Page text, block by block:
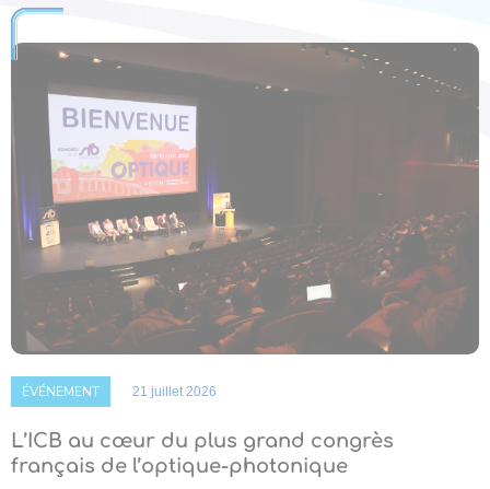
ÉVÉNEMENT 21 juillet 2026
L’ICB au cœur du plus grand congrès
français de l’optique-photonique